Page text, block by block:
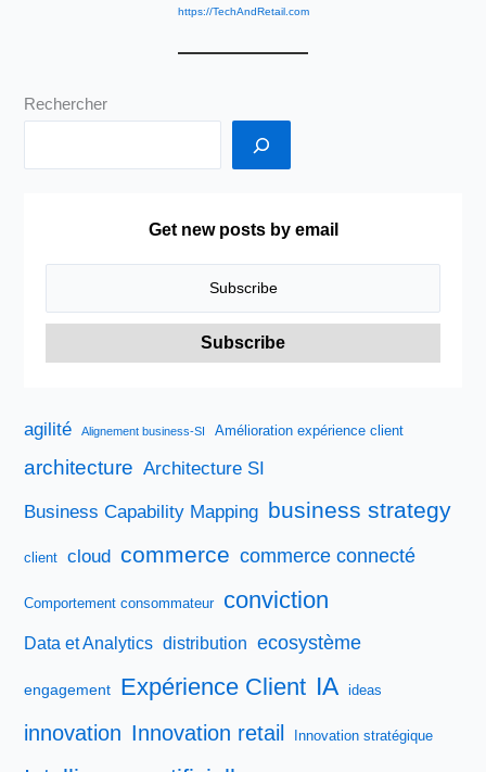
https://TechAndRetail.com
Rechercher
Get new posts by email
agilité Alignement business-SI Amélioration expérience client
architecture Architecture SI
Business Capability Mapping business strategy
client cloud commerce commerce connecté
Comportement consommateur conviction
Data et Analytics distribution ecosystème
engagement Expérience Client IA ideas
innovation Innovation retail Innovation stratégique